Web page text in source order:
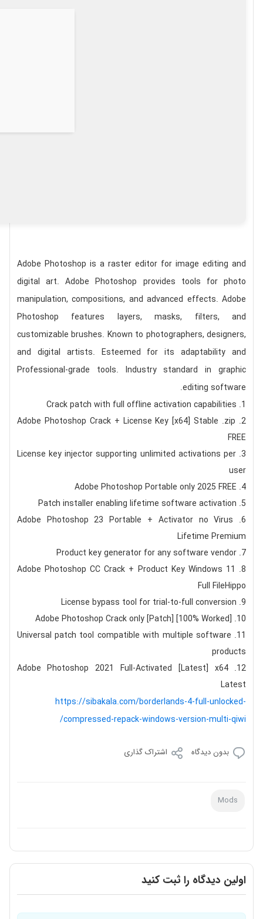
Adobe Photoshop is a raster editor for image editing and
digital art. Adobe Photoshop provides tools for photo
manipulation, compositions, and advanced effects. Adobe
Photoshop features layers, masks, filters, and
customizable brushes. Known to photographers, designers,
and digital artists. Esteemed for its adaptability and
Professional-grade tools. Industry standard in graphic
editing software.
Crack patch with full offline activation capabilities
Adobe Photoshop Crack + License Key [x64] Stable .zip
FREE
License key injector supporting unlimited activations per
user
Adobe Photoshop Portable only 2025 FREE
Patch installer enabling lifetime software activation
Adobe Photoshop 23 Portable + Activator no Virus
Lifetime Premium
Product key generator for any software vendor
Adobe Photoshop CC Crack + Product Key Windows 11
Full FileHippo
License bypass tool for trial-to-full conversion
Adobe Photoshop Crack only [Patch] [100% Worked]
Universal patch tool compatible with multiple software
products
Adobe Photoshop 2021 Full-Activated [Latest] x64
Latest
https://sibakala.com/borderlands-4-full-unlocked-
compressed-repack-windows-version-multi-qiwi/
بدون دیدگاه اشتراک گذاری
Mods
اولین دیدگاه را ثبت کنید